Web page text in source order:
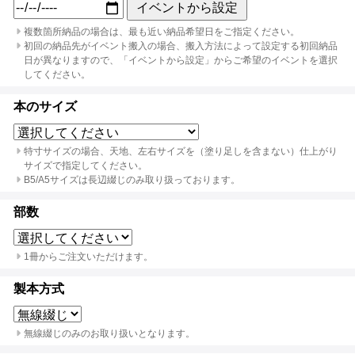
イベントから設定
複数箇所納品の場合は、最も近い納品希望日をご指定ください。
初回の納品先がイベント搬入の場合、搬入方法によって設定する初回納品
日が異なりますので、「イベントから設定」からご希望のイベントを選択
してください。
本のサイズ
特寸サイズの場合、天地、左右サイズを（塗り足しを含まない）仕上がり
サイズで指定してください。
B5/A5サイズは長辺綴じのみ取り扱っております。
部数
1冊からご注文いただけます。
製本方式
無線綴じのみのお取り扱いとなります。